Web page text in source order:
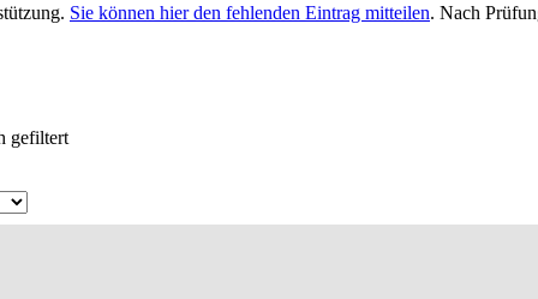
Sie können hier den fehlenden Eintrag mitteilen. Nach
gefiltert